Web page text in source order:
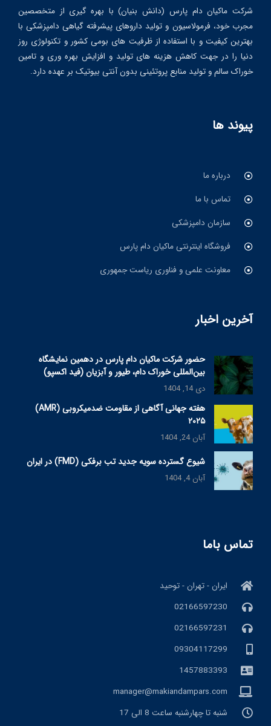
شرکت ماکیان دام پارس (دانش بنیان) با بهره گیری از متخصصین
مجرب خود، فرمولاسیون و تولید داروهای پیشرفته گیاهی دامپزشکی با
بهترین کیفیت و با استفاده از ظرفیت های بومی کشور و تکنولوژی روز
دنیا را در جهت کاهش هزینه های تولید و افزایش بهره وری و تامین
خوراک سالم و تولید منابع پروتئینی بدون آنتی بیوتیک بر عهده دارد.
پیوند ها
درباره ما
تماس با ما
سازمان دامپزشکی
فروشگاه اینترنتی ماکیان دام پارس
معاونت علمی و فناوری ریاست جمهوری
آخرین اخبار
حضور شرکت ماکیان دام پارس در دهمین نمایشگاه
بین‌المللی خوراک دام، طیور و آبزیان (فید اکسپو)
دی 14, 1404
هفته جهانی آگاهی از مقاومت ضدمیکروبی (AMR)
۲۰۲۵
آبان 24, 1404
شیوع گسترده سویه جدید تب برفکی (FMD) در ایران
آبان 4, 1404
تماس باما
ایران - تهران - توحید
02166597230
02166597231
09304117299
1457883393
manager@makiandampars.com
شنبه تا چهارشنبه ساعت 8 الی 17